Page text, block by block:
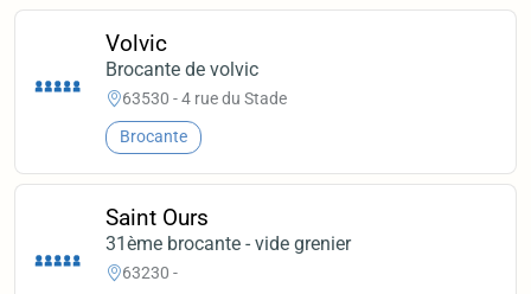
Volvic
Brocante de volvic
63530 - 4 rue du Stade
Brocante
Saint Ours
31ème brocante - vide grenier
63230 -